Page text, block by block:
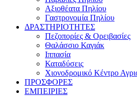
Αξιοθέατα Πηλίου
Γαστρονομία Πηλίου
ΔΡΑΣΤΗΡΙΟΤΗΤΕΣ
Πεζοπορίες & Ορειβασίες
Θαλάσσιο Καγιάκ
Ιππασία
Καταδύσεις
Χιονοδρομικό Κέντρο
ΠΡΟΣΦΟΡΕΣ
ΕΜΠΕΙΡΙΕΣ